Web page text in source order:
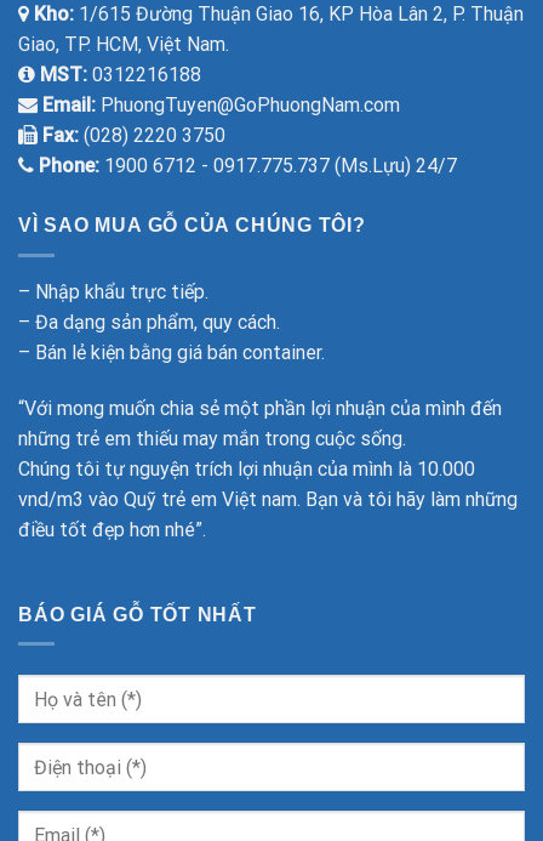
Kho: 1/615 Đường Thuận Giao 16, KP Hòa Lân 2, P. Thuận
Giao, TP. HCM, Việt Nam.
MST: 0312216188
Email: PhuongTuyen@GoPhuongNam.com
Fax: (028) 2220 3750
Phone: 1900 6712 - 0917.775.737 (Ms.Lựu) 24/7
VÌ SAO MUA GỖ CỦA CHÚNG TÔI?
– Nhập khẩu trực tiếp.
– Đa dạng sản phẩm, quy cách.
– Bán lẻ kiện bằng giá bán container.
“Với mong muốn chia sẻ một phần lợi nhuận của mình đến
những trẻ em thiếu may mắn trong cuộc sống.
Chúng tôi tự nguyện trích lợi nhuận của mình là 10.000
vnd/m3 vào Quỹ trẻ em Việt nam. Bạn và tôi hãy làm những
điều tốt đẹp hơn nhé”.
BÁO GIÁ GỖ TỐT NHẤT